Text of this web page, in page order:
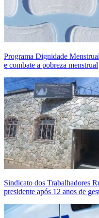
Programa Dignidade
e combate a pobreza menstrual
Sindicato dos Trabalhadores
presidente após 12 anos de